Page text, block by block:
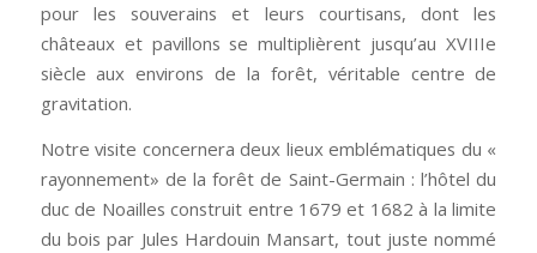
pour les souverains et leurs courtisans, dont les
châteaux et pavillons se multiplièrent jusqu’au XVIIIe
siècle aux environs de la forêt, véritable centre de
gravitation.
Notre visite concernera deux lieux emblématiques du «
rayonnement» de la forêt de Saint-Germain : l’hôtel du
duc de Noailles construit entre 1679 et 1682 à la limite
du bois par Jules Hardouin Mansart, tout juste nommé